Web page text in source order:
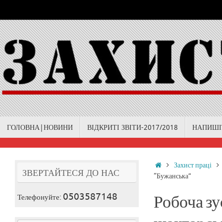
to
content
ГОЛОВНА|НОВИНИ ВІДКРИТІ ЗВІТИ-2017/2018
HomeЗахист праці
“Бужанська”
Робоча
ЗВЕРТАЙТЕСЯ ДО НАС
Телефонуйте: 0503587148